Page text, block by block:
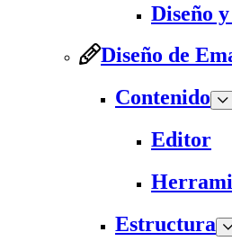
Diseño
Diseño de
Contenido
Editor
Estructura